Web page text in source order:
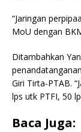
“Jaringan
MoU dengan
Ditambahkan
Giri Tirta-PTAB.
lps utk PTFI, 50
Baca Juga: